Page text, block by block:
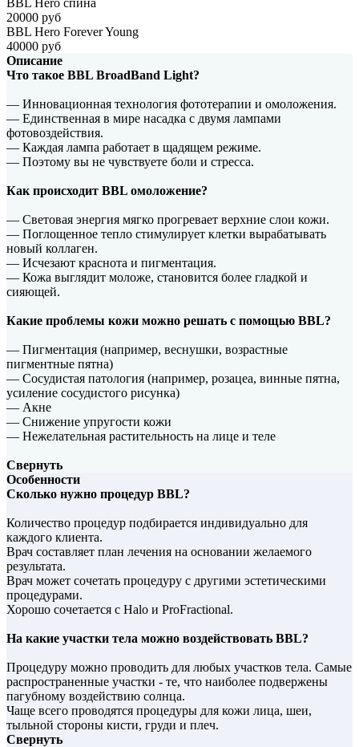
20000 руб
BBL Hero Forever Young
40000 руб
Описание
Что такое BBL BroadBand Light?
— Инновационная технология фототерапии и омоложения.
— Единственная в мире насадка с двумя лампами
фотовоздействия.
— Каждая лампа работает в щадящем режиме.
— Поэтому вы не чувствуете боли и стресса.
Как происходит BBL омоложение?
— Световая энергия мягко прогревает верхние слои кожи.
— Поглощенное тепло стимулирует клетки вырабатывать
новый коллаген.
— Исчезают краснота и пигментация.
— Кожа выглядит моложе, становится более гладкой и
сияющей.
Какие проблемы кожи можно решать с помощью BBL?
— Пигментация (например, веснушки, возрастные
пигментные пятна)
— Сосудистая патология (например, розацеа, винные пятна,
усиление сосудистого рисунка)
— Акне
— Снижение упругости кожи
— Нежелательная растительность на лице и теле
Свернуть
Особенности
Сколько нужно процедур BBL?
Количество процедур подбирается индивидуально для
каждого клиента.
Врач составляет план лечения на основании желаемого
результата.
Врач может сочетать процедуру с другими эстетическими
процедурами.
Хорошо сочетается с Halo и ProFractional.
На какие участки тела можно воздействовать BBL?
Процедуру можно проводить для любых участков тела. Самые
распространенные участки - те, что наиболее подвержены
пагубному воздействию солнца.
Чаще всего проводятся процедуры для кожи лица, шеи,
тыльной стороны кисти, груди и плеч.
Свернуть